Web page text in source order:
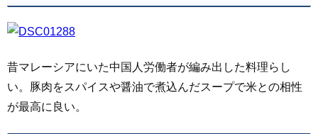
昔マレーシアにいた中国人労働者が編み出した料理らし
い。豚肉をスパイスや醤油で煮込んだスープで米との相性
が最高に良い。